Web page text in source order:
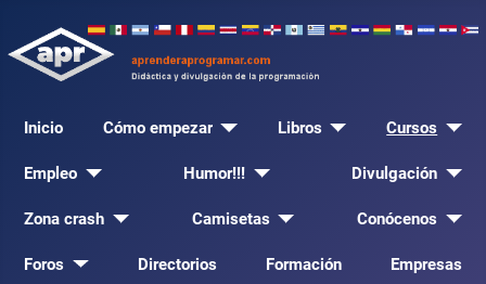
Inicio Cómo empezar Libros Cursos
Empleo Humor!!! Divulgación
Zona crash Camisetas Conócenos
Foros Directorios Formación Empresas